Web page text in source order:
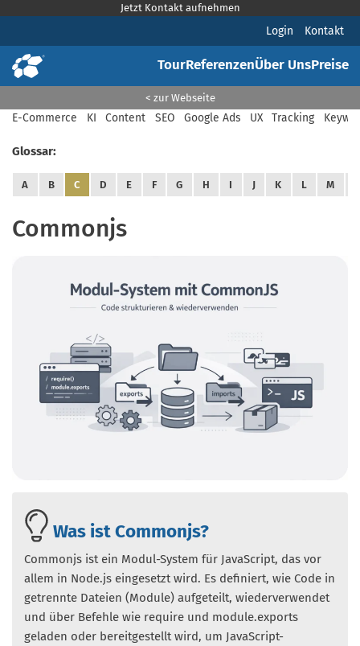
Jetzt Kontakt aufnehmen
Login Kontakt
TourReferenzenÜber UnsPreise
< zur Webseite
E-Commerce KI Content SEO Google Ads UX Tracking
Glossar:
A B C D E F G H I J K L M
Commonjs
Was ist Commonjs?
Commonjs ist ein Modul-System für JavaScript, das vor
allem in Node.js eingesetzt wird. Es definiert, wie Code in
getrennte Dateien (Module) aufgeteilt, wiederverwendet
und über Befehle wie require und module.exports
geladen oder bereitgestellt wird, um JavaScript-